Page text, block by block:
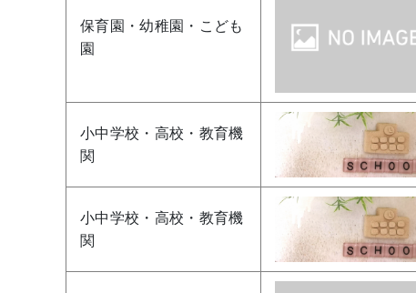
保育園・幼稚園・こども
園
小中学校・高校・教育機
関
小中学校・高校・教育機
関